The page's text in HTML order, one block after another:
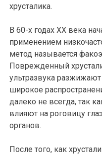
хрусталика.
В 60-х годах XX века
применением
метод называется
Поврежденный
ультразвука
широкое
далеко не всегда, так
влияют на роговицу
органов.
После того, как